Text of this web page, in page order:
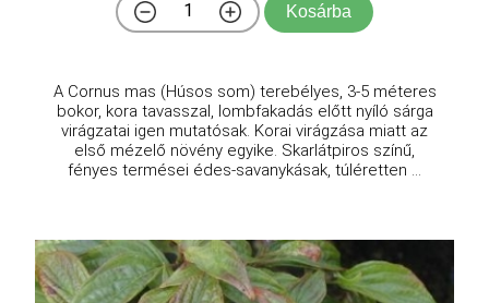
Kosárba
A Cornus mas (Húsos som) terebélyes, 3-5 méteres
bokor, kora tavasszal, lombfakadás előtt nyíló sárga
virágzatai igen mutatósak. Korai virágzása miatt az
első mézelő növény egyike. Skarlátpiros színű,
fényes termései édes-savanykásak, túléretten ...